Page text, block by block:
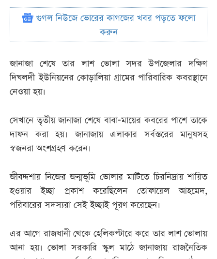
গুগল নিউজে ভোরের কাগজের খবর পড়তে ফলো
করুন
জানাজা শেষে তার লাশ ভোলা সদর উপজেলার দক্ষিণ
দিঘলদী ইউনিয়নের কোড়ালিয়া গ্রামের পারিবারিক কবরস্থানে
নেওয়া হয়।
সেখানে তৃতীয় জানাজা শেষে বাবা-মায়ের কবরের পাশে তাকে
দাফন করা হয়। জানাজায় এলাকার সর্বস্তরের মানুষসহ
স্বজনরা অংশগ্রহণ করেন।
জীবদ্দশায় নিজের জন্মভূমি ভোলার মাটিতে চিরনিদ্রায় শায়িত
হওয়ার ইচ্ছা প্রকাশ করেছিলেন তোফায়েল আহমেদ,
পরিবারের সদস্যরা সেই ইচ্ছাই পূরণ করেছেন।
এর আগে রাজধানী থেকে হেলিকপ্টারে করে তার লাশ ভোলায়
আনা হয়। ভোলা সরকারি স্কুল মাঠে জানাজায় রাজনৈতিক